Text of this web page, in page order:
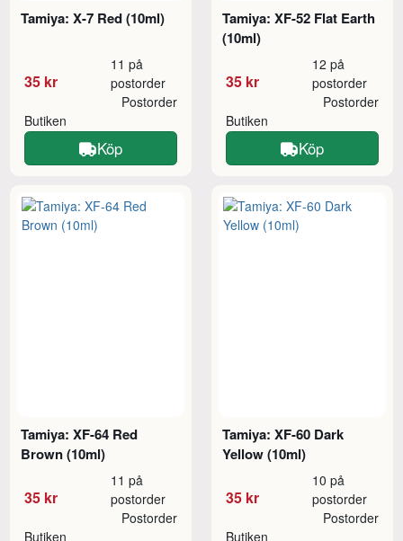
Tamiya: X-7 Red (10ml)
35 kr
11 på
postorder
Butiken
Postorder
Köp
Tamiya: XF-52 Flat Earth
(10ml)
35 kr
12 på
postorder
Butiken
Postorder
Köp
Tamiya: XF-64 Red
Brown (10ml)
35 kr
11 på
postorder
Butiken
Postorder
Tamiya: XF-60 Dark
Yellow (10ml)
35 kr
10 på
postorder
Butiken
Postorder